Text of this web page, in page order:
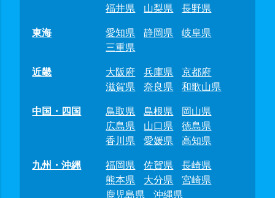
福井県
山梨県
長野県
東海
愛知県 静岡県
岐阜県
三重県
近畿
大阪府 兵庫県
京都府
滋賀県
奈良県
和歌山県
中国・四国
鳥取県 島根県
岡山県
広島県
山口県
徳島県
香川県
愛媛県
高知県
九州・沖縄
福岡県 佐賀県
長崎県
熊本県
大分県
宮崎県
鹿児島県
沖縄県